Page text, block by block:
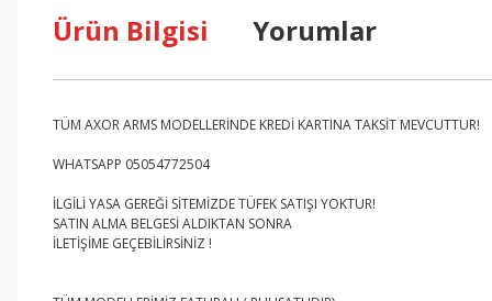
Ürün Bilgisi Yorumlar
TÜM AXOR ARMS MODELLERİNDE KREDİ KARTINA TAKSİT MEVCUTTUR!
WHATSAPP 05054772504
İLGİLİ YASA GEREĞİ SİTEMİZDE TÜFEK SATIŞI YOKTUR!
SATIN ALMA BELGESİ ALDIKTAN SONRA
İLETİŞİME GEÇEBİLİRSİNİZ !